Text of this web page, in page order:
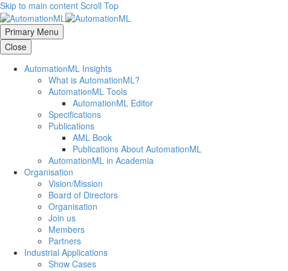
Skip to main content Scroll Top
Primary Menu
Close
AutomationML Insights
What is AutomationML?
AutomationML Tools
AutomationML Editor
Specifications
Publications
AML Book
Publications About AutomationML
AutomationML in Academia
Organisation
Vision/Mission
Board of Directors
Organisation
Join us
Members
Partners
Industrial Applications
Show Cases